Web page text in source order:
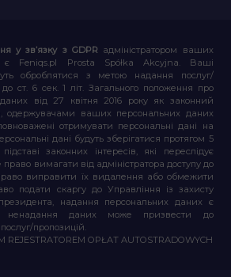
у зв’язку з GDPR адміністратором ваших
є Feniqs.pl Prosta Spółka Akcyjna. Ваші
оброблятися з метою надання послуг/
до ст. 6 сек. 1 літ. Загального положення про
від 27 квітня 2016 року як законний
одержувачами ваших персональних даних
отримувати персональні дані на
дані будуть зберігатися протягом 5
законних інтересів, які переслідує
право вимагати від адміністратора доступу до
виправити їх видалення або обмежити
подати скаргу до Управління із захисту
надання персональних даних є
ненадання даних може призвести до
пропозицій.
REJESTRATOREM OPŁAT AUTOSTRADOWYCH